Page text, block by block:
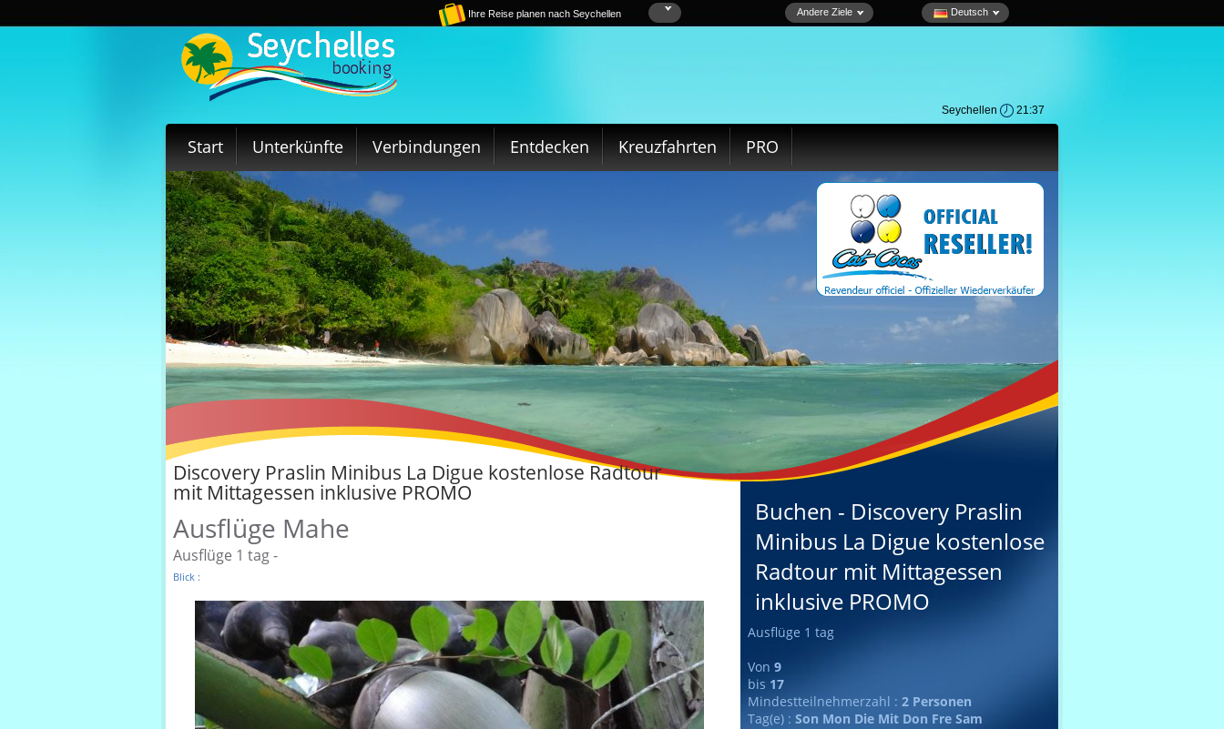
Ihre Reise planen nach Seychellen Andere Ziele Deutsch
Seychellen 21:37
Start Unterkünfte Verbindungen Entdecken Kreuzfahrten PRO
Discovery Praslin Minibus La Digue kostenlose Radtour
mit Mittagessen inklusive PROMO
Ausflüge Mahe
Ausflüge 1 tag -
Blick :
Buchen - Discovery Praslin
Minibus La Digue kostenlose
Radtour mit Mittagessen
inklusive PROMO
Ausflüge 1 tag
Von 9
bis 17
Mindestteilnehmerzahl : 2 Personen
Tag(e) : Son Mon Die Mit Don Fre Sam